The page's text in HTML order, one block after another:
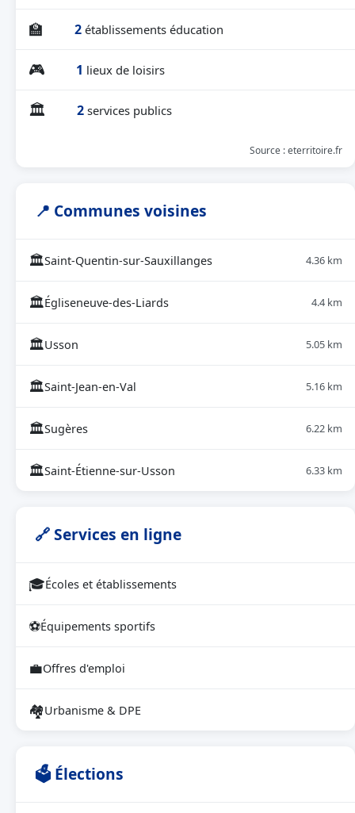
🏫 2 établissements éducation
🎮 1 lieux de loisirs
🏛 2 services publics
Source : eterritoire.fr
📍 Communes voisines
🏛Saint-Quentin-sur-Sauxillanges 4.36 km
🏛Égliseneuve-des-Liards 4.4 km
🏛Usson 5.05 km
🏛Saint-Jean-en-Val 5.16 km
🏛Sugères 6.22 km
🏛Saint-Étienne-sur-Usson 6.33 km
🔗 Services en ligne
🎓Écoles et établissements
⚽Équipements sportifs
💼Offres d'emploi
🏘Urbanisme & DPE
🗳 Élections